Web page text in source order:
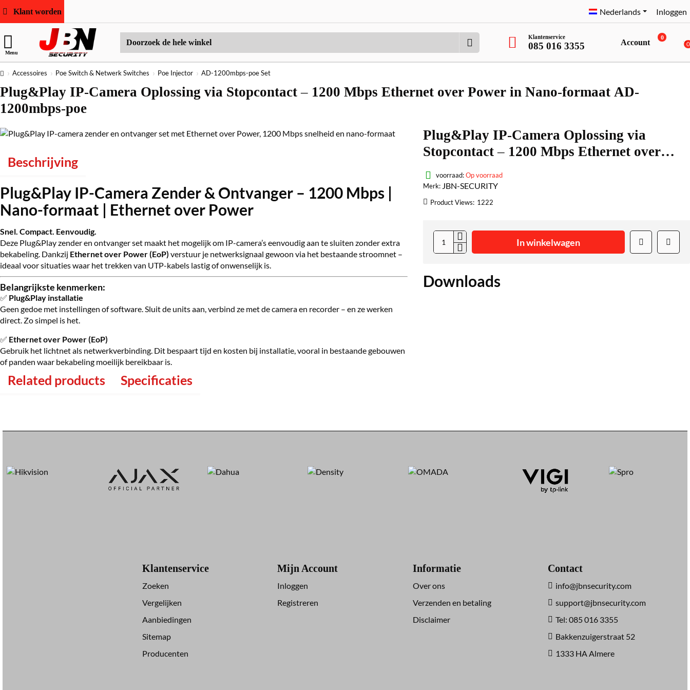
Klant worden Nederlands Inloggen
Menu
Doorzoek
hele
Klantenservice
085 016 3355 Account
0
0
home
Accessoires Poe Switch & Netwerk Switches Poe Injector AD-1200mbps-poe Set
Plug&Play IP-Camera Oplossing via Stopcontact – 1200 Mbps Ethernet over Power in Nano-formaat AD-
1200mbps-poe
Beschrijving
Plug&Play IP-Camera Zender & Ontvanger – 1200 Mbps |
Nano-formaat | Ethernet over Power
Snel. Compact. Eenvoudig.
Deze Plug&Play zender en ontvanger set maakt het mogelijk om IP-camera’s eenvoudig aan te sluiten zonder extra
bekabeling. Dankzij Ethernet over Power (EoP) verstuur je netwerksignaal gewoon via het bestaande stroomnet –
ideaal voor situaties waar het trekken van UTP-kabels lastig of onwenselijk is.
Belangrijkste kenmerken:
✅ Plug&Play installatie
Geen gedoe met instellingen of software. Sluit de units aan, verbind ze met de camera en recorder – en ze werken
direct. Zo simpel is het.
✅ Ethernet over Power (EoP)
Gebruik het lichtnet als netwerkverbinding. Dit bespaart tijd en kosten bij installatie, vooral in bestaande gebouwen
of panden waar bekabeling moeilijk bereikbaar is.
Plug&Play IP-Camera Oplossing via
Stopcontact – 1200 Mbps Ethernet over
voorraad: Op voorraad
Merk: JBN-SECURITY
Product Views: 1222
In winkelwagen
Downloads
Related products Specificaties
Klantenservice
Zoeken
Vergelijken
Aanbiedingen
Sitemap
Producenten
Mijn Account
Inloggen
Registreren
Informatie
Over ons
Verzenden en betaling
Disclaimer
Contact
info@jbnsecurity.com
support@jbnsecurity.com
Tel: 085 016 3355
Bakkenzuigerstraat 52
1333 HA Almere